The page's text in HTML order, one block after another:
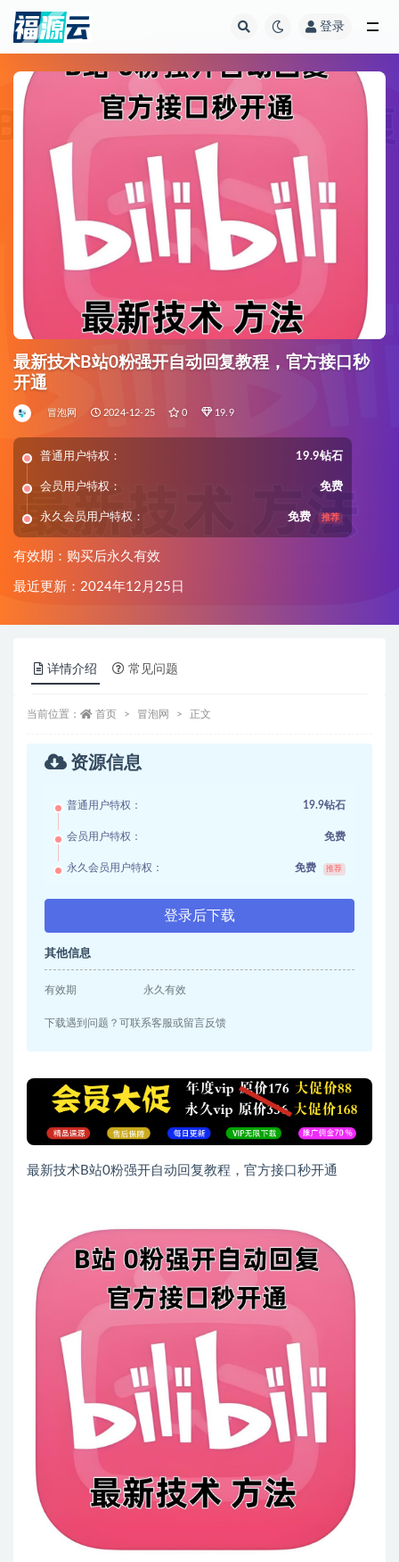
登录
最新技术B站0粉强开自动回复教程，官方接口秒
开通
冒泡网 2024-12-25 0 19.9
普通用户特权： 19.9钻石
会员用户特权： 免费
永久会员用户特权： 免费 推荐
有效期：购买后永久有效
最近更新：2024年12月25日
详情介绍 常见问题
当前位置： 首页 冒泡网 正文
资源信息
普通用户特权： 19.9钻石
会员用户特权： 免费
永久会员用户特权： 免费 推荐
登录后下载
其他信息
有效期 永久有效
下载遇到问题？可联系客服或留言反馈
最新技术B站0粉强开自动回复教程，官方接口秒开通